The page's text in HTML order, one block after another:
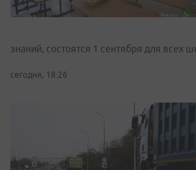
знаний, состоятся 1 сентября для всех
сегодня, 18:26